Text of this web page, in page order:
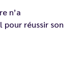
n’a
pour réussir son